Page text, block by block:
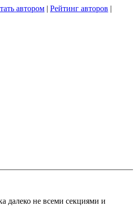
автором | Рейтинг авторов |
далеко не всеми секциями и